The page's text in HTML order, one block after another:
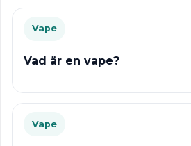
Vape
Vad är en vape?
Vape